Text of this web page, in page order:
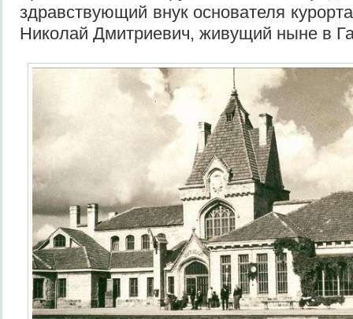
здравствующий внук основателя
Николай Дмитриевич, живущий ныне в